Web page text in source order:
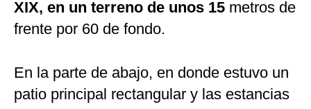
XIX, en un terreno de unos 15 metros de
frente por 60 de fondo.
En la parte de abajo, en donde estuvo un
patio principal rectangular y las estancias